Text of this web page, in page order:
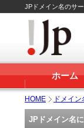
JPドメイン名のサ
ホーム
HOME ドメイ
JPドメイン名